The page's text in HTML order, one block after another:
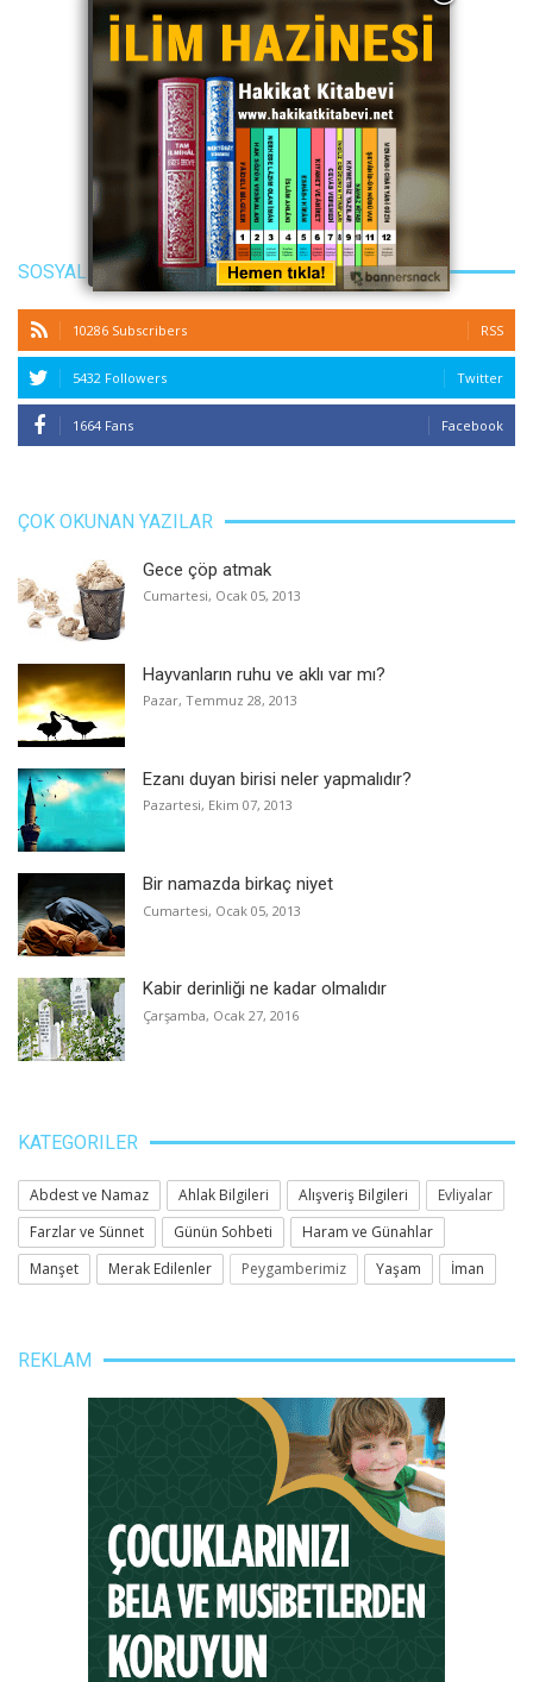
SOSYAL MEDYA
10286 Subscribers RSS
5432 Followers Twitter
1664 Fans Facebook
ÇOK OKUNAN YAZILAR
Gece çöp atmak
Cumartesi, Ocak 05, 2013
Hayvanların ruhu ve aklı var mı?
Pazar, Temmuz 28, 2013
Ezanı duyan birisi neler yapmalıdır?
Pazartesi, Ekim 07, 2013
Bir namazda birkaç niyet
Cumartesi, Ocak 05, 2013
Kabir derinliği ne kadar olmalıdır
Çarşamba, Ocak 27, 2016
KATEGORILER
Abdest ve Namaz Ahlak Bilgileri Alışveriş Bilgileri
Evliyalar
Farzlar ve Sünnet
Günün Sohbeti
Haram ve Günahlar
Manşet
Merak Edilenler Peygamberimiz Yaşam İman
REKLAM